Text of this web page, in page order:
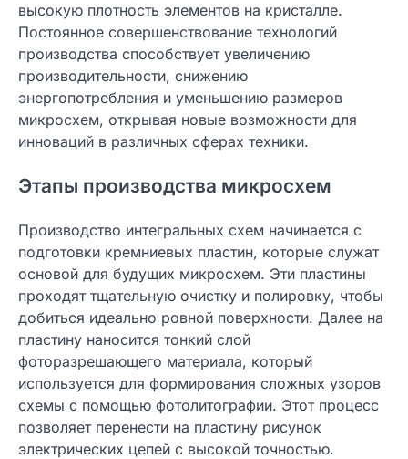
высокую плотность элементов на кристалле.
Постоянное совершенствование технологий
производства способствует увеличению
производительности, снижению
энергопотребления и уменьшению размеров
микросхем, открывая новые возможности для
инноваций в различных сферах техники.
Этапы производства микросхем
Производство интегральных схем начинается с
подготовки кремниевых пластин, которые служат
основой для будущих микросхем. Эти пластины
проходят тщательную очистку и полировку, чтобы
добиться идеально ровной поверхности. Далее на
пластину наносится тонкий слой
фоторазрешающего материала, который
используется для формирования сложных узоров
схемы с помощью фотолитографии. Этот процесс
позволяет перенести на пластину рисунок
электрических цепей с высокой точностью.